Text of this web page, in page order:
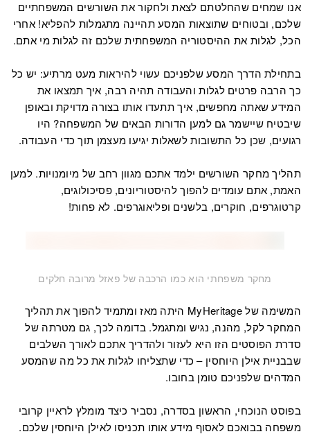
אנו שמחים שהחלטתם לצאת ולחקור את השורשים המשפחתיים
שלכם, ובטוחים שתוצאות המסע תהיינה מתגמלות להפליא! אחרי
הכל, לגלות את ההיסטוריה המשפחתית שלכם זה לגלות מי אתם.
בתחילת הדרך המסע שלפניכם עשוי להיראות מעט מרתיע: יש כל
כך הרבה פרטים לגלות והעבודה תהיה רבה, איך תמצאו את
המידע שאתה מחפשים, איך תתעדו אותו בצורה מדויקת ובאופן
שיבטיח שיישמר גם למען הדורות הבאים של המשפחה? היו
רגועים, שכן כל התשובות לשאלות יגיעו מעצמן תוך כדי העבודה.
תהליך מחקר השורשים ילמד אתכם מגוון רחב של מיומנויות. למען
האמת, אתם עומדים להפוך להיסטוריונים, פסיכולוגים,
קרטוגרפים, חוקרים, בלשנים ופליאוגרפים. לא פחות!
מחקר משפחתי הוא כמו הרכבה של פאזל מרובה חלקים
המשימה של MyHeritage היתה מאז ומתמיד להפוך את תהליך
המחקר לקל, מהנה, נגיש ומתגמל. בדומה לכך, גם מטרתה של
סדרת הפוסטים הזו היא לעזור ולהדריך אתכם לאורך השלבים
שבבניית אילן היוחסין – כדי שתצליחו לגלות את כל מה שהמסע
המדהים שלפניכם טומן בחובו.
בפוסט הנוכחי, הראשון בסדרה, נסביר כיצד מומלץ לראיין קרובי
משפחה בבואכם לאסוף מידע אותו תכניסו לאילן היוחסין שלכם.